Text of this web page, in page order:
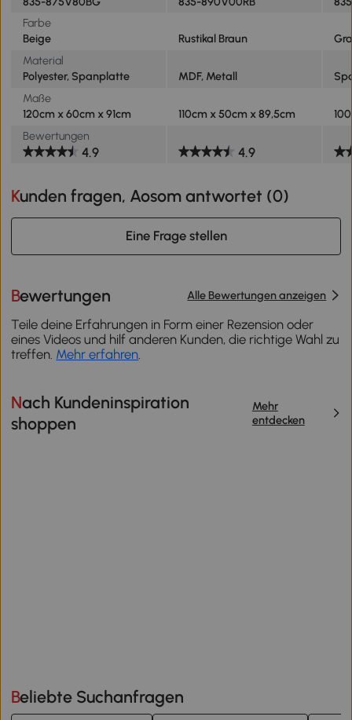
Farbe
Beige
Rustikal Braun
Material
Polyester, Spanplatte
MDF, Metall
Maße
120cm x 60cm x 91cm
110cm x 50cm x 89,5cm
Bewertungen
4.9 4.9
Kunden fragen, Aosom antwortet (0)
Eine Frage stellen
Bewertungen Alle Bewertungen anzeigen
Teile deine Erfahrungen in Form einer Rezension oder
eines Videos und hilf anderen Kunden, die richtige Wahl zu
treffen. Mehr erfahren.
Nach Kundeninspiration
shoppen
Mehr
entdecken
Beliebte Suchanfragen